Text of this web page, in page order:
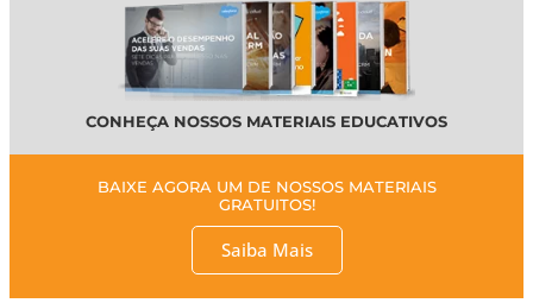
CONHEÇA NOSSOS MATERIAIS EDUCATIVOS
BAIXE AGORA UM DE NOSSOS MATERIAIS
GRATUITOS!
Saiba Mais